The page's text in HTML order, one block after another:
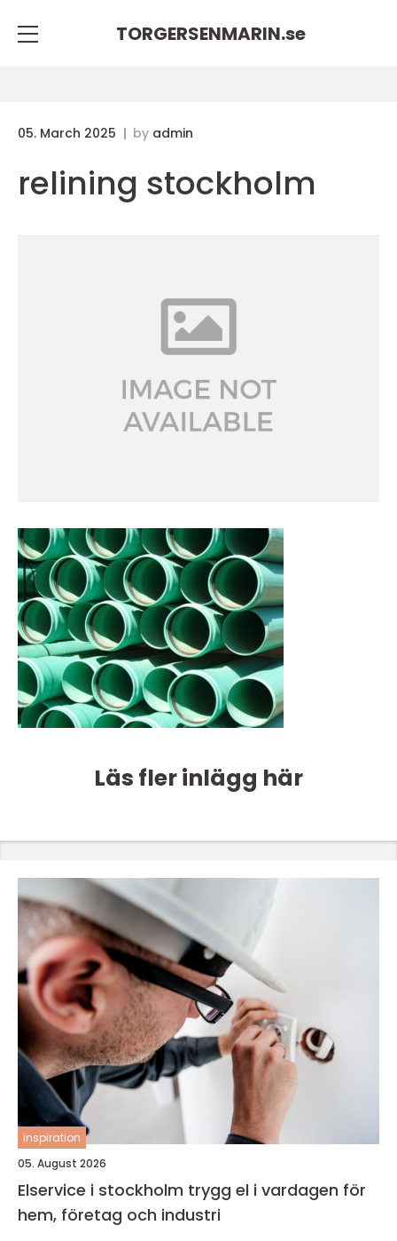
TORGERSENMARIN.se
05. March 2025 by admin
relining stockholm
Läs fler inlägg här
inspiration
05. August 2026
Elservice i stockholm trygg el i vardagen för
hem, företag och industri